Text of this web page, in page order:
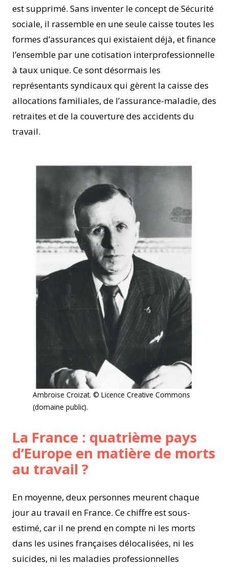
est supprimé. Sans inventer le concept de Sécurité
sociale, il rassemble en une seule caisse toutes les
formes d’assurances qui existaient déjà, et finance
l’ensemble par une cotisation interprofessionnelle
à taux unique. Ce sont désormais les
représentants syndicaux qui gèrent la caisse des
allocations familiales, de l’assurance-maladie, des
retraites et de la couverture des accidents du
travail.
Ambroise Croizat. © Licence Creative Commons
(domaine public).
La France : quatrième pays
d’Europe en matière de morts
au travail ?
En moyenne, deux personnes meurent chaque
jour au travail en France. Ce chiffre est sous-
estimé, car il ne prend en compte ni les morts
dans les usines françaises délocalisées, ni les
suicides, ni les maladies professionnelles